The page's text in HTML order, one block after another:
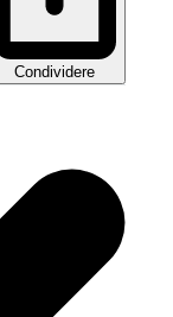
Condividere